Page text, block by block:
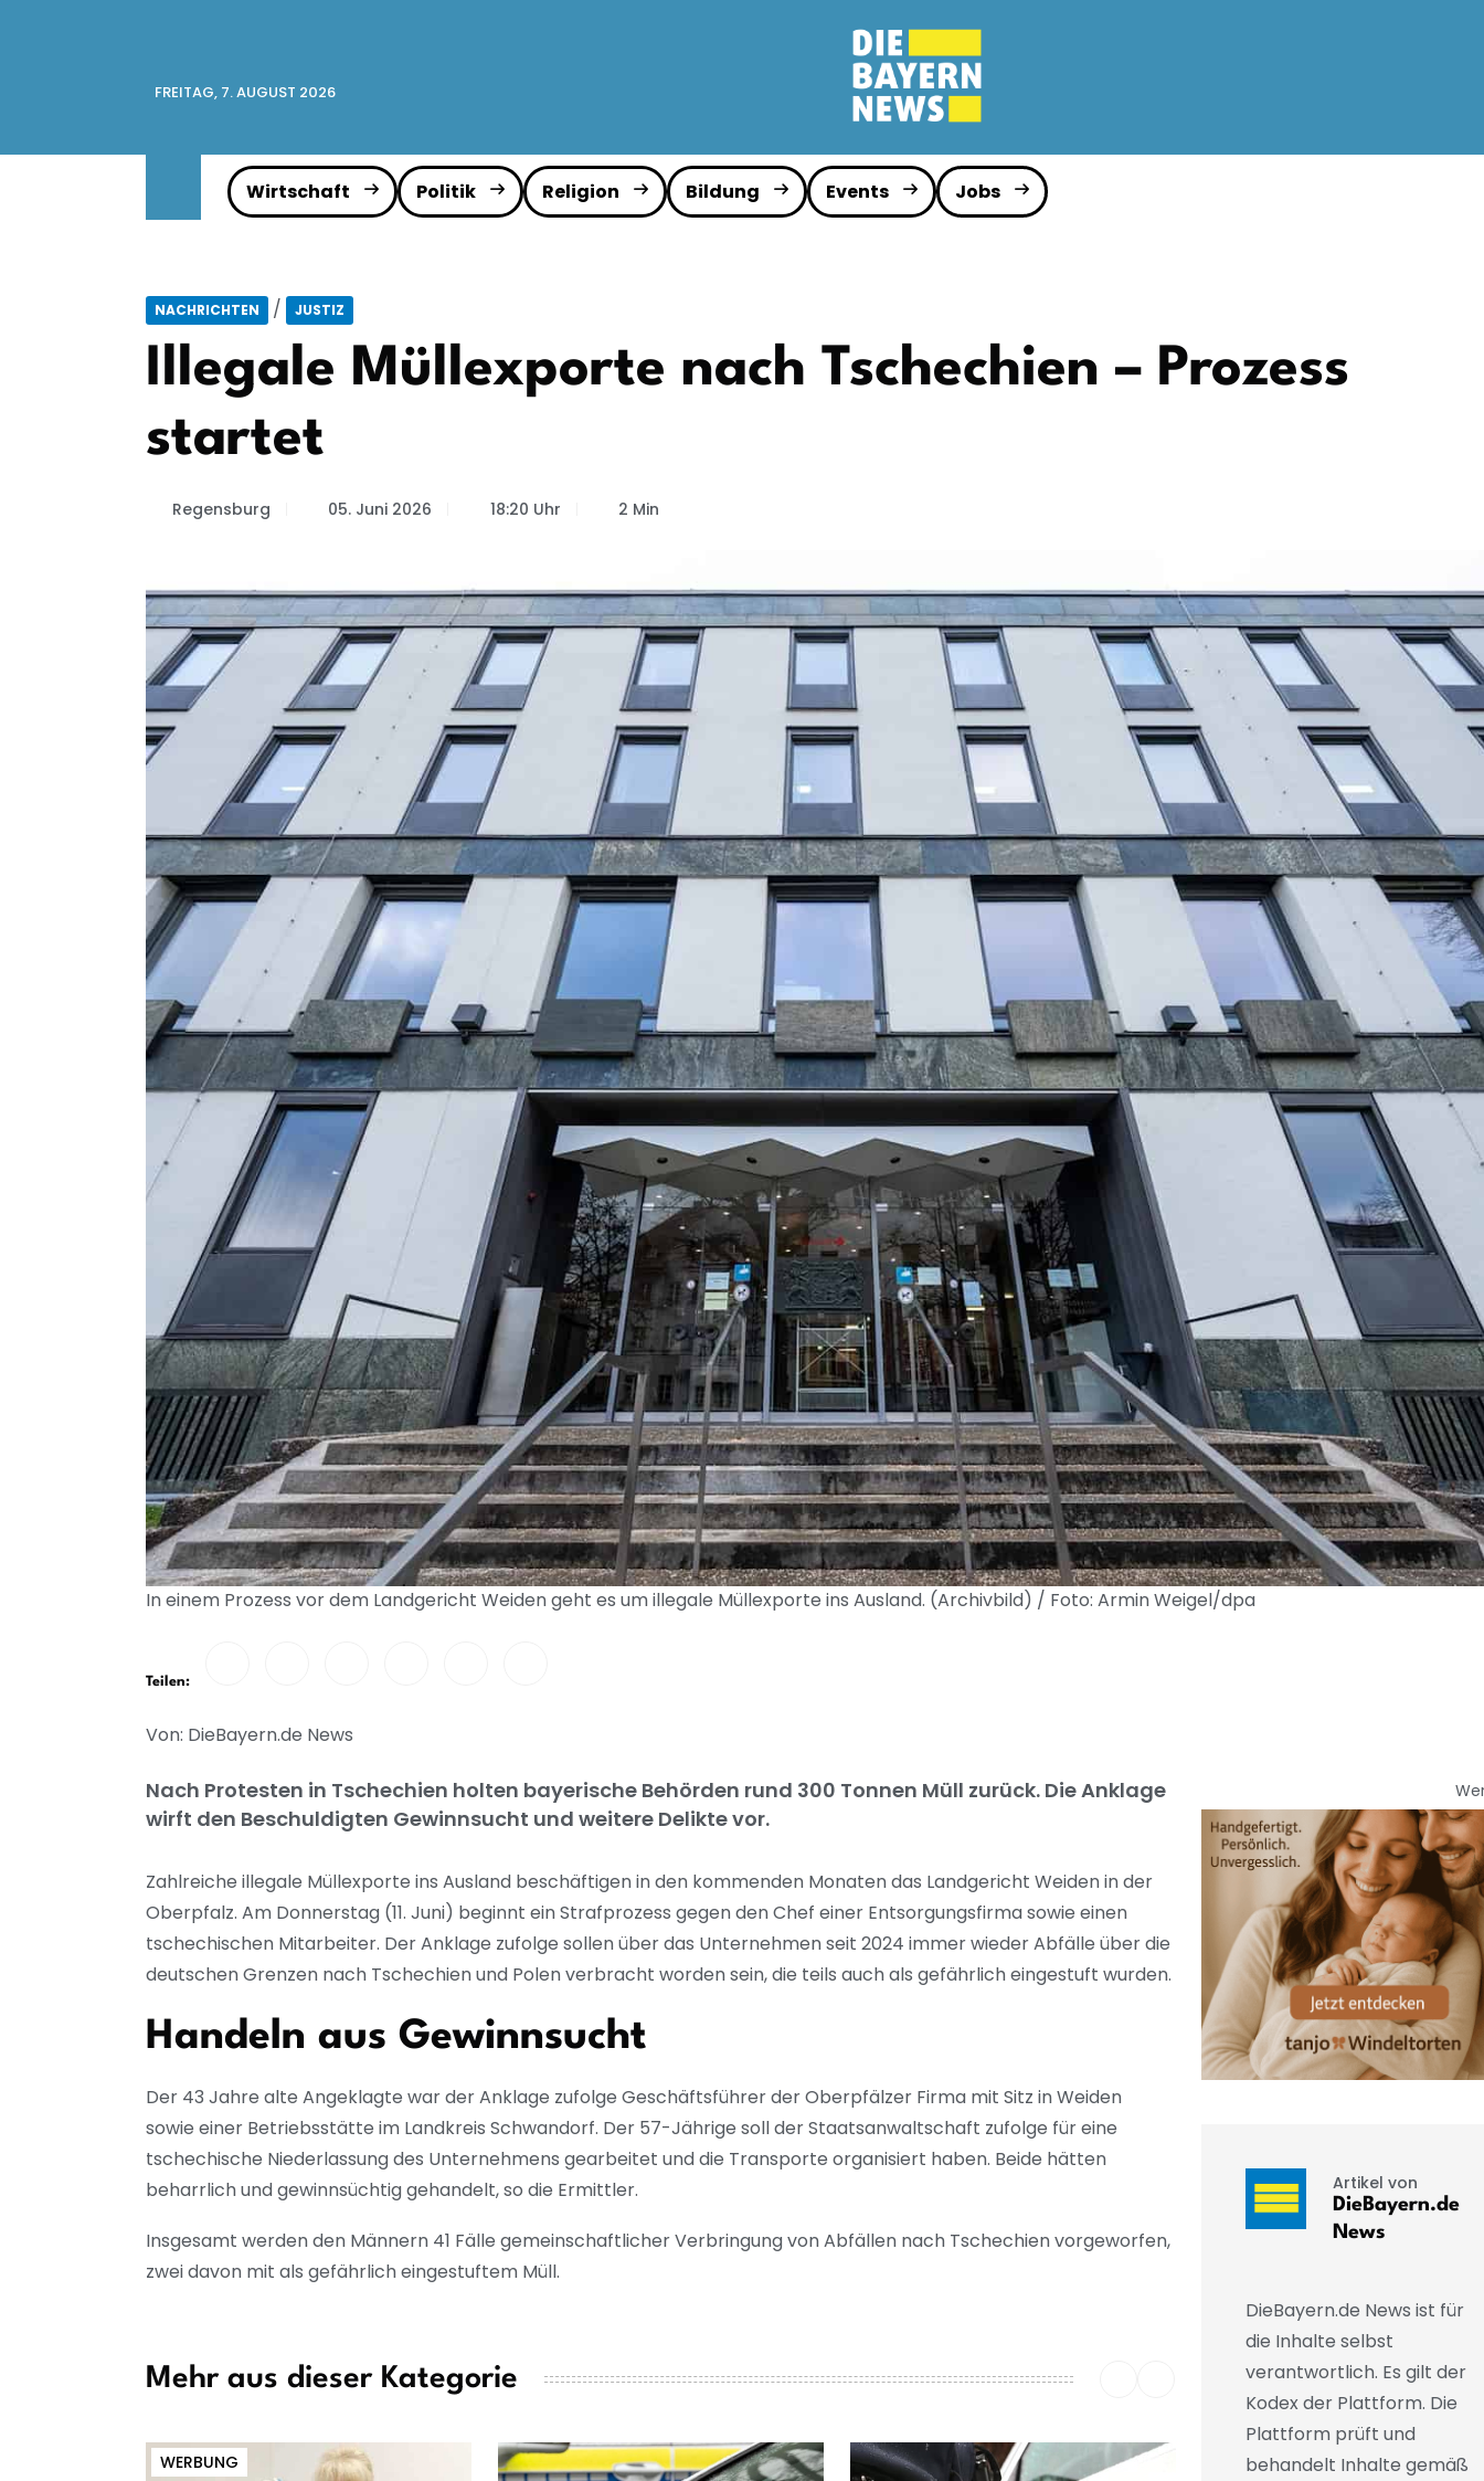
FREITAG, 7. AUGUST 2026
Wirtschaft Politik Religion Bildung Events Jobs
NACHRICHTEN / JUSTIZ
Illegale Müllexporte nach Tschechien – Prozess
startet
Regensburg 05. Juni 2026 18:20 Uhr 2 Min
In einem Prozess vor dem Landgericht Weiden geht es um illegale Müllexporte ins Ausland. (Archivbild) / Foto: Armin Weigel/dpa
Teilen:
Von: DieBayern.de News
Nach Protesten in Tschechien holten bayerische Behörden rund 300 Tonnen Müll zurück. Die Anklage
wirft den Beschuldigten Gewinnsucht und weitere Delikte vor.
Zahlreiche illegale Müllexporte ins Ausland beschäftigen in den kommenden Monaten das Landgericht Weiden in der
Oberpfalz. Am Donnerstag (11. Juni) beginnt ein Strafprozess gegen den Chef einer Entsorgungsfirma sowie einen
tschechischen Mitarbeiter. Der Anklage zufolge sollen über das Unternehmen seit 2024 immer wieder Abfälle über die
deutschen Grenzen nach Tschechien und Polen verbracht worden sein, die teils auch als gefährlich eingestuft wurden.
Handeln aus Gewinnsucht
Der 43 Jahre alte Angeklagte war der Anklage zufolge Geschäftsführer der Oberpfälzer Firma mit Sitz in Weiden
sowie einer Betriebsstätte im Landkreis Schwandorf. Der 57-Jährige soll der Staatsanwaltschaft zufolge für eine
tschechische Niederlassung des Unternehmens gearbeitet und die Transporte organisiert haben. Beide hätten
beharrlich und gewinnsüchtig gehandelt, so die Ermittler.
Insgesamt werden den Männern 41 Fälle gemeinschaftlicher Verbringung von Abfällen nach Tschechien vorgeworfen,
zwei davon mit als gefährlich eingestuftem Müll.
Mehr aus dieser Kategorie
WERBUNG
Artikel von
DieBayern.de
News
DieBayern.de News ist für
die Inhalte selbst
verantwortlich. Es gilt der
Kodex der Plattform. Die
Plattform prüft und
behandelt Inhalte gemäß